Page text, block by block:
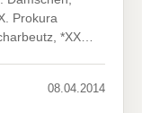
Prokura
*XX…
08.04.2014